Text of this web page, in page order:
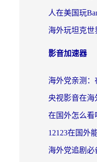
影音加速器